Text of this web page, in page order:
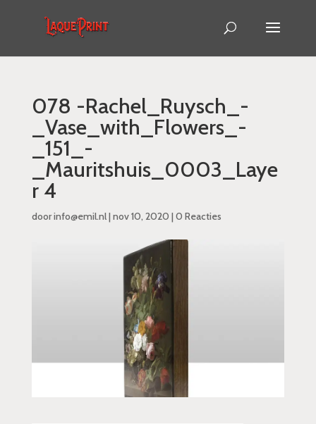
078 -Rachel_Ruysch_-
_Vase_with_Flowers_-
_151_-
_Mauritshuis_0003_Laye
r 4
doorinfo@emil.nl| nov 10, 2020 | 0 Reacties